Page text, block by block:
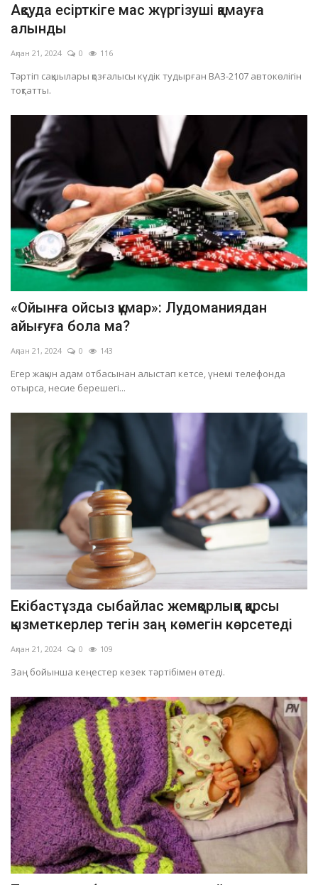
Ақсуда есірткіге мас жүргізуші қамауға
алынды
Ақпан 21, 2024 0 116
Тәртіп сақшылары қозғалысы күдік тудырған ВАЗ-2107 автокөлігін
тоқтатты.
«Ойынға ойсыз құмар»: Лудоманиядан
айығуға бола ма?
Ақпан 21, 2024 0 143
Егер жақын адам отбасынан алыстап кетсе, үнемі телефонда
отырса, несие берешегі...
Екібастұзда сыбайлас жемқорлыққа қарсы
қызметкерлер тегін заң көмегін көрсетеді
Ақпан 21, 2024 0 109
Заң бойынша кеңестер кезек тәртібімен өтеді.